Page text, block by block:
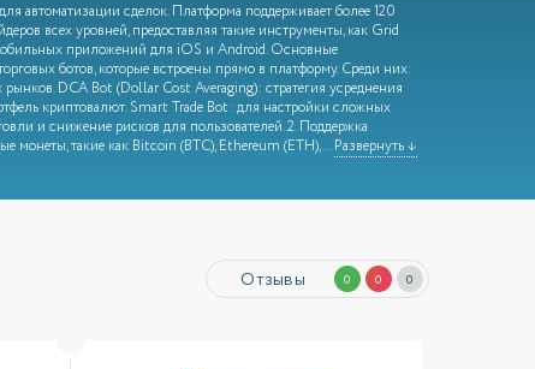
автоматизации сделок. Платформа поддерживает более 120
всех уровней, предоставляя такие инструменты, как Grid
приложений для iOS и Android. Основные
ботов, которые встроены прямо в платформу. Среди них:
DCA Bot (Dollar Cost Averaging): стратегия усреднения
криптовалют. Smart Trade Bot: для настройки сложных
и снижение рисков для пользователей. 2. Поддержка
монеты, такие как Bitcoin (BTC), Ethereum (ETH),...Развернуть ↓
Отзывы 0 0 0